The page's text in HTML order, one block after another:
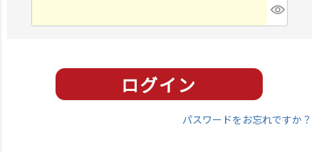
パスワードをお忘れですか？